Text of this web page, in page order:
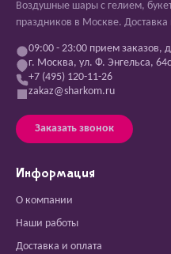
Воздушные шары с гелием,
праздников в Москве. Доставка
09:00 - 23:00 прием заказов,
г. Москва, ул. Ф. Энгельса,
+7 (495) 120-11-26
zakaz@sharkom.ru
Заказать звонок
Информация
О компании
Наши работы
Доставка и оплата